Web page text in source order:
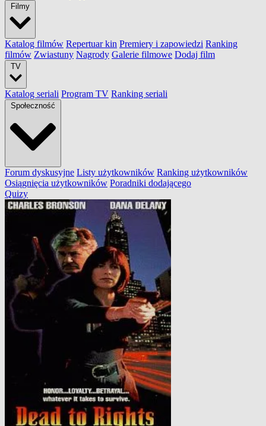
Filmy
Katalog filmów Repertuar kin Premiery i zapowiedzi Ranking
filmów Zwiastuny Nagrody Galerie filmowe Dodaj film
TV
Katalog seriali Program TV Ranking seriali
Społeczność
Forum dyskusyjne Listy użytkowników Ranking użytkowników
Osiągnięcia użytkowników Poradniki dodającego
Quizy